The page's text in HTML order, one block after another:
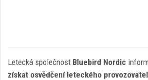
Letecká společnost Bluebird Nordic
získat osvědčení leteckého